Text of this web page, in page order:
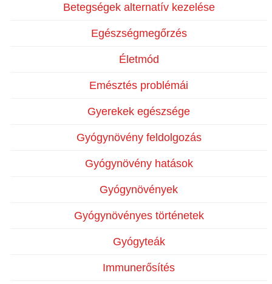
Betegségek alternatív kezelése
Egészségmegőrzés
Életmód
Emésztés problémái
Gyerekek egészsége
Gyógynövény feldolgozás
Gyógynövény hatások
Gyógynövények
Gyógynövényes történetek
Gyógyteák
Immunerősítés